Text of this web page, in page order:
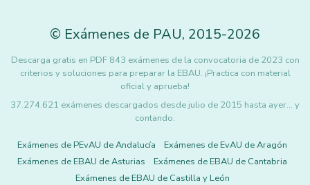
© Exámenes de PAU, 2015-2026
Descarga gratis en PDF 843 exámenes de la convocatoria de 2023 con
criterios y soluciones para preparar la EBAU. ¡Practica con material
oficial y aprueba!
37.274.621 exámenes descargados desde julio de 2015 hasta ayer... y
contando.
Exámenes de PEvAU de Andalucía
Exámenes de EvAU de Aragón
Exámenes de EBAU de Asturias
Exámenes de EBAU de Cantabria
Exámenes de EBAU de Castilla y León